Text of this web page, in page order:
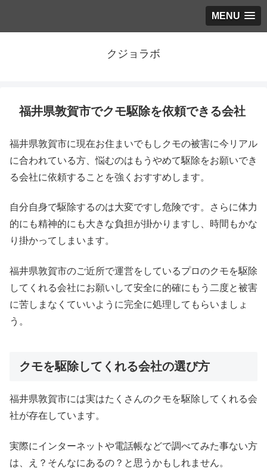
MENU
クジョラボ
福井県敦賀市でクモ駆除を依頼できる会社
福井県敦賀市に現在お住まいでもしクモの被害に今リアル
に合われている方、悩むのはもうやめて駆除をお願いでき
る会社に依頼することを強くおすすめします。
自分自身で駆除するのは大変ですし危険です。さらに体力
的にも精神的にも大きな負担が掛かりますし、時間もかな
り掛かってしまいます。
福井県敦賀市のご近所で運営をしているプロのクモを駆除
してくれる会社にお願いして安全に的確にもう二度と被害
に苦しまなくていいように完全に処理してもらいましょ
う。
クモを駆除してくれる会社の選び方
福井県敦賀市には実はたくさんのクモを駆除してくれる会
社が存在しています。
実際にインターネットや電話帳などで調べてみた事ない方
は、え？そんなにあるの？と思うかもしれません。